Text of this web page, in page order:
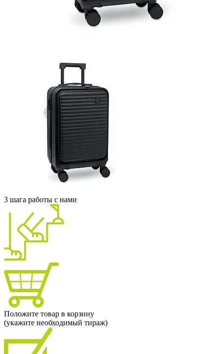
3 шага работы с нами
Положите товар в корзину
(укажите необходимый тираж)